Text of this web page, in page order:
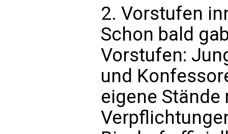
2. Vorstufen
Schon bald
Vorstufen:
und
eigene